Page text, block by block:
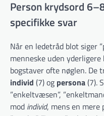
Person krydsord
specifikke svar
Når en ledetråd blot siger
menneske uden
bogstaver ofte nøglen. De
individ (7) og persona(7).
”enkeltvæsen”,
mod individ, mens en mere